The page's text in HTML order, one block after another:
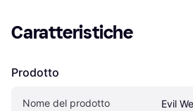
Caratteristiche
Prodotto
Nome del prodotto Evil